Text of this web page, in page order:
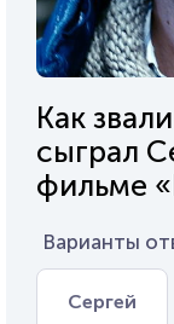
Как
сыграл
фильме
Варианты
Сергей